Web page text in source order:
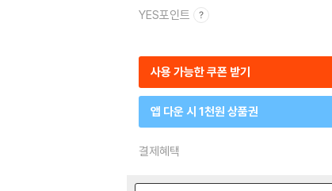
YES포인트
사용 가능한 쿠폰 받기
앱 다운 시 1천원 상품권
결제혜택